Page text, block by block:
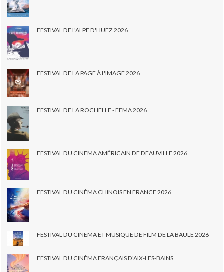
FESTIVAL DE L'ALPE D'HUEZ 2026
FESTIVAL DE LA PAGE À L'IMAGE 2026
FESTIVAL DE LA ROCHELLE - FEMA 2026
FESTIVAL DU CINEMA AMÉRICAIN DE DEAUVILLE 2026
FESTIVAL DU CINÉMA CHINOIS EN FRANCE 2026
FESTIVAL DU CINEMA ET MUSIQUE DE FILM DE LA BAULE 2026
FESTIVAL DU CINÉMA FRANÇAIS D'AIX-LES-BAINS